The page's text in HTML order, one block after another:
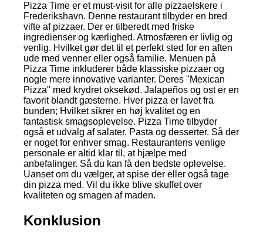
Pizza Time er et must-visit for alle pizzaelskere i
Frederikshavn. Denne restaurant tilbyder en bred
vifte af pizzaer. Der er tilberedt med friske
ingredienser og kærlighed. Atmosfæren er livlig og
venlig. Hvilket gør det til et perfekt sted for en aften
ude med venner eller også familie. Menuen på
Pizza Time inkluderer både klassiske pizzaer og
nogle mere innovative varianter. Deres "Mexican
Pizza" med krydret oksekød. Jalapeños og ost er en
favorit blandt gæsterne. Hver pizza er lavet fra
bunden; Hvilket sikrer en høj kvalitet og en
fantastisk smagsoplevelse. Pizza Time tilbyder
også et udvalg af salater. Pasta og desserter. Så der
er noget for enhver smag. Restaurantens venlige
personale er altid klar til, at hjælpe med
anbefalinger. Så du kan få den bedste oplevelse.
Uanset om du vælger, at spise der eller også tage
din pizza med. Vil du ikke blive skuffet over
kvaliteten og smagen af maden.
Konklusion